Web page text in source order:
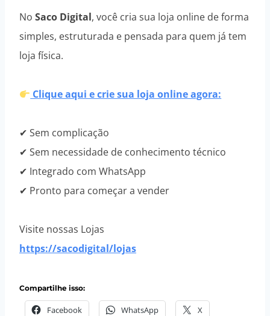
No Saco Digital, você cria sua loja online de forma
simples, estruturada e pensada para quem já tem
loja física.
Clique aqui e crie sua loja online agora:
✔ Sem complicação
✔ Sem necessidade de conhecimento técnico
✔ Integrado com WhatsApp
✔ Pronto para começar a vender
Visite nossas Lojas
https://sacodigital/lojas
Compartilhe isso:
Facebook WhatsApp X